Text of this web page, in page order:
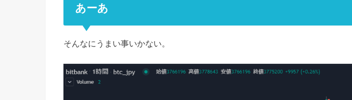
あーあ
そんなにうまい事いかない。